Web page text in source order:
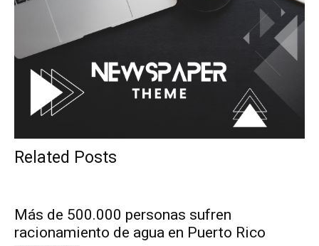
Related Posts
Más de 500.000 personas sufren
racionamiento de agua en Puerto Rico